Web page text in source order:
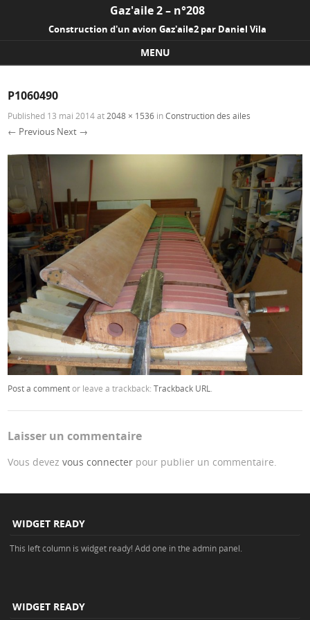
Gaz'aile 2 – n°208
Construction d'un avion Gaz'aile2 par Daniel Vila
MENU
P1060490
Published 13 mai 2014at 2048 × 1536 inConstruction des ailes
← Previous Next →
Post a commentor leave a trackback:Trackback URL
Laisser un commentaire
Vous devezvous connecter pour publier un commentaire.
WIDGET READY
This left column is widget ready! Add one in the admin panel.
WIDGET READY